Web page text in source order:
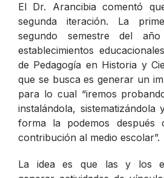
El Dr. Arancibia comentó
segunda iteración. La
segundo semestre del
establecimientos
de Pedagogía en Historia y
que se busca es generar un
para lo cual “iremos
instalándola,
forma la podemos después
contribución al medio escolar”.
La idea es que las y los